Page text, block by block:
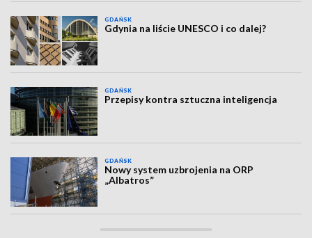
GDAŃSK
Gdynia na liście UNESCO i co dalej?
GDAŃSK
Przepisy kontra sztuczna inteligencja
GDAŃSK
Nowy system uzbrojenia na ORP
„Albatros”